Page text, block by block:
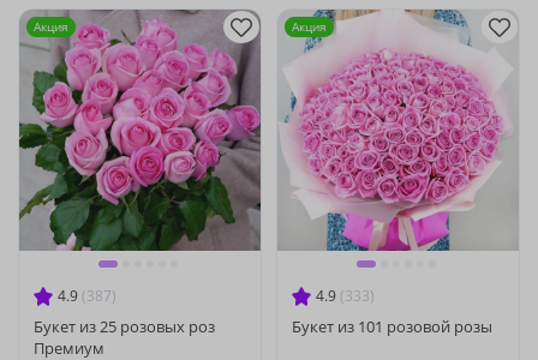
4.9 (387)
Букет из 25 розовых роз
Премиум
Акция
4.9 (333)
Букет из 101 розовой розы
Акция